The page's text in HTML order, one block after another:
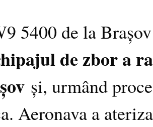
5400 de la
de zbor a
și, urmând
Aeronava a